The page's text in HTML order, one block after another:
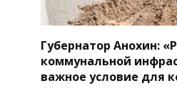
Губернатор Анохин:
коммунальной
важное условие для